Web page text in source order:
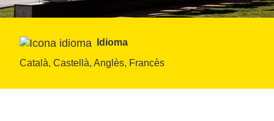
Idioma
Català, Castellà, Anglès, Francès